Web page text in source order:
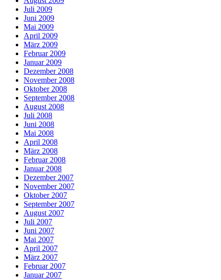
Juli 2009
Juni 2009
Mai 2009
April 2009
März 2009
Februar 2009
Januar 2009
Dezember 2008
November 2008
Oktober 2008
September 2008
August 2008
Juli 2008
Juni 2008
Mai 2008
April 2008
März 2008
Februar 2008
Januar 2008
Dezember 2007
November 2007
Oktober 2007
September 2007
August 2007
Juli 2007
Juni 2007
Mai 2007
April 2007
März 2007
Februar 2007
Januar 2007